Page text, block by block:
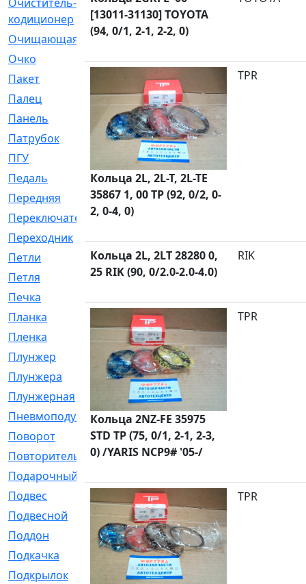
Очиститель-
кодиционер
[1]
Очищающая
[1]
Очко
[24]
Пакет
Палец
[4]
Панель
[61]
Патрубок
[248]
ПГУ
[2]
Педаль
[3]
Передняя
[22]
Переключатель
[36]
Переходник
[4]
Петли
[23]
Петля
[3]
Печка
Планка
[21]
Пленка
[1]
Плунжер
[1]
Плунжера
[64]
Плунжерная
[91]
Пневмоподушка
[2]
Поворот
[12]
Повторитель
[86]
Подарочный
Подвес
[16]
Подвесной
[7]
Поддон
[18]
Подкачка
[5]
Подкрылок
[128]
[13011-31130] TOYOTA
(94, 0/1, 2-1, 2-2, 0)
Кольца 2L, 2L-T, 2L-TE
35867 1, 00 TP (92, 0/2, 0-
2, 0-4, 0)
TPR
Кольца 2L, 2LT 28280 0,
25 RIK (90, 0/2.0-2.0-4.0)
RIK
Кольца 2NZ-FE 35975
STD TP (75, 0/1, 2-1, 2-3,
0) /YARIS NCP9# '05-/
TPR
TPR